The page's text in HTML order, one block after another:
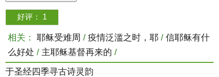
好评： 1
相关： 耶稣受难周 / 疫情泛滥之时，耶 / 信耶稣有什
么好处 / 主耶稣基督再来的 /
于圣经四季寻古诗灵韵